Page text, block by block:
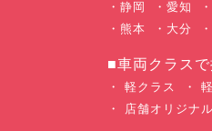
静岡
愛知
熊本
大分
■車両クラス
軽クラス
店舗オリジナル